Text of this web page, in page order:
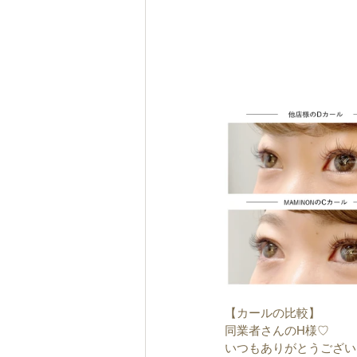
【カールの比較】
同業者さんのH様♡
いつもありがとうござ